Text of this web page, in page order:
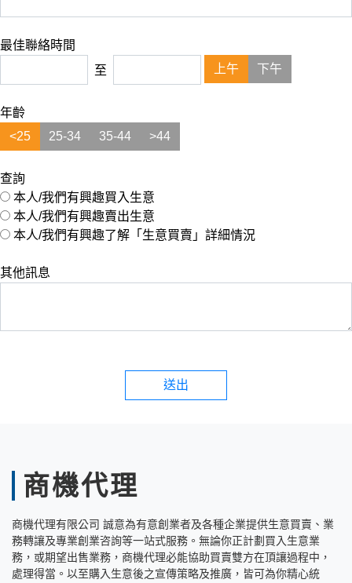
最佳聯絡時間
至
上午 下午
年齡
<25
25-34 35-44 >44
查詢
本人/我們有興趣買入生意
本人/我們有興趣賣出生意
本人/我們有興趣了解「生意買賣」詳細情況
其他訊息
送出
商機代理
商機代理有限公司 誠意為有意創業者及各種企業提供生意買賣、業
務轉讓及專業創業咨詢等一站式服務。無論你正計劃買入生意業
務，或期望出售業務，商機代理必能協助買賣雙方在頂讓過程中，
處理得當。以至購入生意後之宣傳策略及推廣，皆可為你精心統